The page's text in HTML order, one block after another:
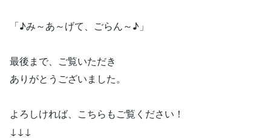
「♪み～あ～げて、ごらん～♪」
最後まで、ご覧いただき
ありがとうございました。
よろしければ、こちらもご覧ください！
↓↓↓